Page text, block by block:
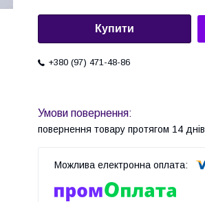
Купити
+380 (97) 471-48-86
повернення товару протягом 14 днів